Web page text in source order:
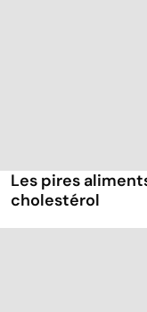
Les pires
cholestérol